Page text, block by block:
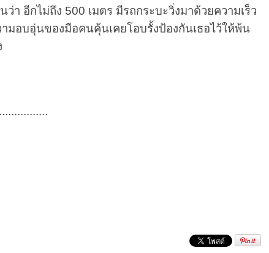
อีกไม่ถึง 500 เมตร มีรถกระบะวิ่งมาด้วยความเร็ว
มอบอุ่นของมือคนคุ้นเคยโอบรั้งป้องกันเธอไว้ให้พ้น